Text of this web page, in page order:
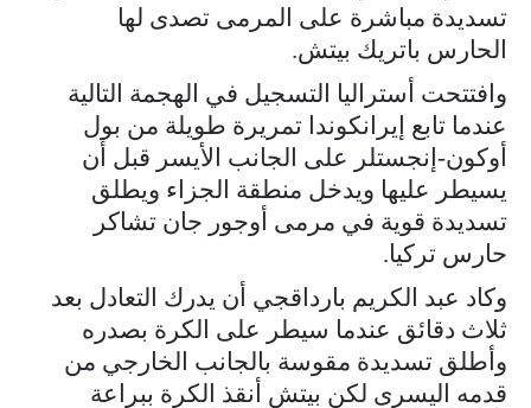
تسديدة مباشرة على المرمى تصدى لها
الحارس باتريك بيتش.
وافتتحت أستراليا التسجيل في الهجمة التالية
عندما تابع إيرانكوندا تمريرة طويلة من بول
أوكون-إنجستلر على الجانب الأيسر قبل أن
يسيطر عليها ويدخل منطقة الجزاء ويطلق
تسديدة قوية في مرمى أوجور جان تشاكر
حارس تركيا.
وكاد عبد الكريم بارداقجي أن يدرك التعادل بعد
ثلاث دقائق عندما سيطر على الكرة بصدره
وأطلق تسديدة مقوسة بالجانب الخارجي من
قدمه اليسرى لكن بيتش أنقذ الكرة ببراعة